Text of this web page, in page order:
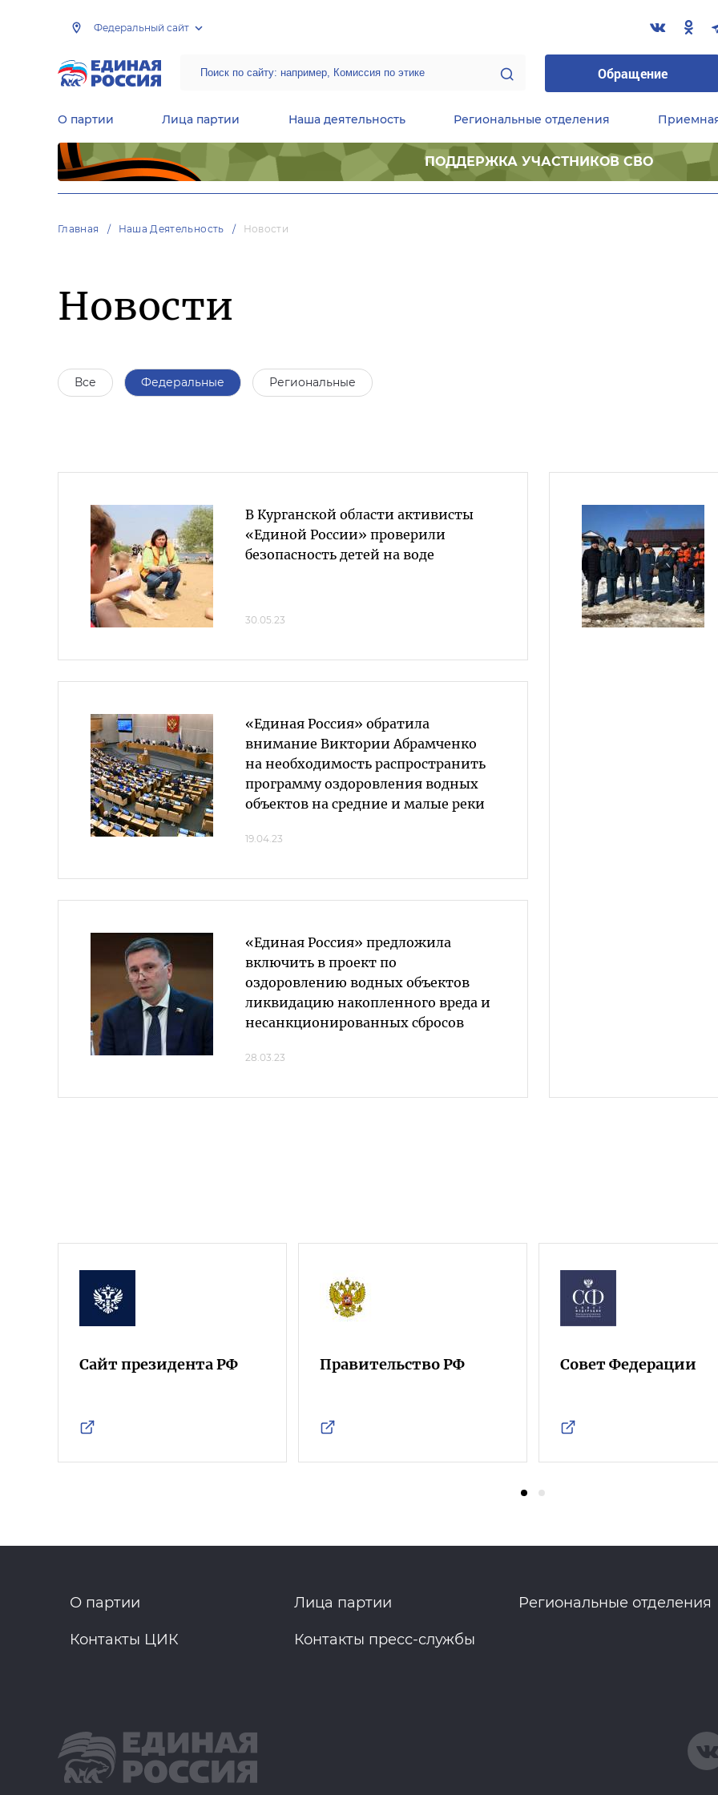
Федеральный сайт
Обращение
О партии Лица партии Наша деятельность Региональные отделения
ПОДДЕРЖКА УЧАСТНИКОВ СВО
Главная Наша Деятельность Новости
Новости
Все Федеральные Региональные
В Курганской области активисты
«Единой России» проверили
безопасность детей на воде
30.05.23
«Единая Россия» обратила
внимание Виктории Абрамченко
на необходимость распространить
программу оздоровления водных
объектов на средние и малые реки
19.04.23
«Единая Россия» предложила
включить в проект по
оздоровлению водных объектов
ликвидацию накопленного вреда и
несанкционированных сбросов
28.03.23
Сайт президента РФ Правительство РФ Совет Федерации
О партии Лица партии Региональные отделения
Контакты ЦИК Контакты пресс-службы